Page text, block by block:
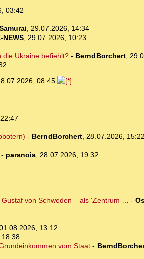
03:42
, 29.07.2026, 14:34
NEWS, 29.07.2026, 10:23
die Ukraine befiehlt?- BerndBorchert,
08:45
- BerndBorchert, 28.07.2026,
paranoia, 28.07.2026, 19:32
von Schweden – als 'Zentrum … -
13:12
vom Staat-